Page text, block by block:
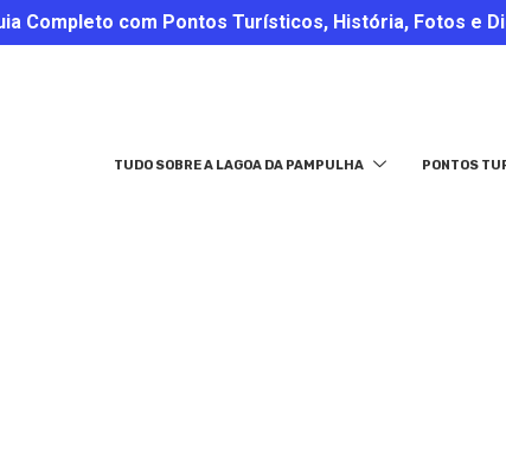
Completo com Pontos Turísticos, História, Fotos e
TUDO SOBRE A LAGOA DA PAMPULHA PONTOS